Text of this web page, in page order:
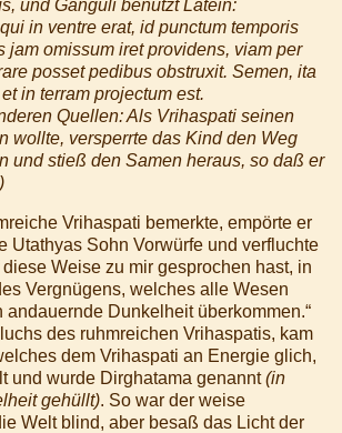
und Ganguli benutzt Latein:
in ventre erat, id punctum temporis
jam omissum iret providens, viam per
posset pedibus obstruxit. Semen, ita
in terram projectum est.
Quellen: Als Vrihaspati seinen
wollte, versperrte das Kind den Weg
und stieß den Samen heraus, so daß er
Vrihaspati bemerkte, empörte er
Utathyas Sohn Vorwürfe und verfluchte
diese Weise zu mir gesprochen hast, in
Vergnügens, welches alle Wesen
andauernde Dunkelheit überkommen.“
des ruhmreichen Vrihaspatis, kam
dem Vrihaspati an Energie glich,
und wurde Dirghatama genannt(in
gehüllt). So war der weise
Welt blind, aber besaß das Licht der